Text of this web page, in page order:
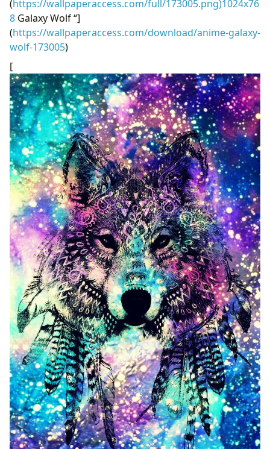
(https://wallpaperaccess.com/full/173005.png)1024x76
8 Galaxy Wolf “]
(https://wallpaperaccess.com/download/anime-galaxy-
wolf-173005)
[